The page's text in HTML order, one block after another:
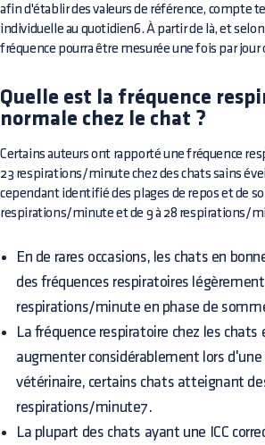
afin d'établir des valeurs de référence, compte
individuelle au quotidien6. À partir de là, et
fréquence pourra être mesurée une fois par jour
Quelle est la fréquence
normale chez le chat ?
Certains auteurs ont rapporté une fréquence
23 respirations/minute chez des chats sains
cependant identifié des plages de repos et de
respirations/minute et de 9 à 28 respirations/
En de rares occasions, les chats en
des fréquences respiratoires
respirations/minute en phase de
La fréquence respiratoire chez les
augmenter considérablement lors d'une
vétérinaire, certains chats atteignant
respirations/minute7.
La plupart des chats ayant une ICC